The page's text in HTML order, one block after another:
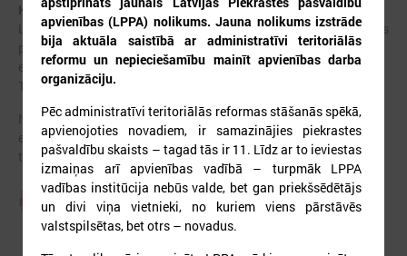
Kontakti un vadība:
LPPA priekšsēdisNormunds Līcis(Saulkrastu novada domes
priekšsēdētājs)
e-pasts:normunds.licis@saulkrasti.lv
Tālrunis: 27854444
No LPS puses LPPA darbu koordinē padomnieceSandra Bērziņa
e-pasts: sandra.berzina@lps.lv
tālrunis: 67226536
Piekrastes pašvaldību apvienības nolikums
apvienības (LPPA) nolikums. Jauna nolikums izstrāde
bija aktuāla saistībā ar administratīvi teritoriālās
reformu un nepieciešamību mainīt apvienības darba
organizāciju.
Pēc administratīvi teritoriālās reformas stāšanās spēkā,
apvienojoties novadiem, ir samazinājies piekrastes
pašvaldību skaists – tagad tās ir 11. Līdz ar to ieviestas
izmaiņas arī apvienības vadībā – turpmāk LPPA
vadības institūcija nebūs valde, bet gan priekšsēdētājs
un divi viņa vietnieki, no kuriem viens pārstāvēs
valstspilsētas, bet otrs – novadus.